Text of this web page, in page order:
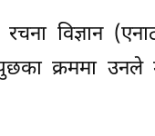
विज्ञान
क्रममा उनले